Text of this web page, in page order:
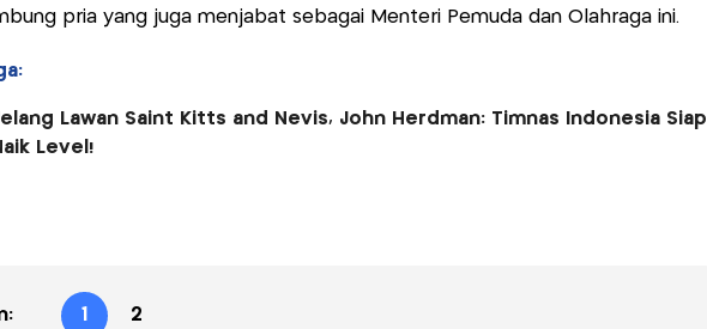
pria yang juga menjabat sebagai Menteri Pemuda dan Olahraga ini.
Lawan Saint Kitts and Nevis, John Herdman: Timnas Indonesia Siap
Level!
1 2